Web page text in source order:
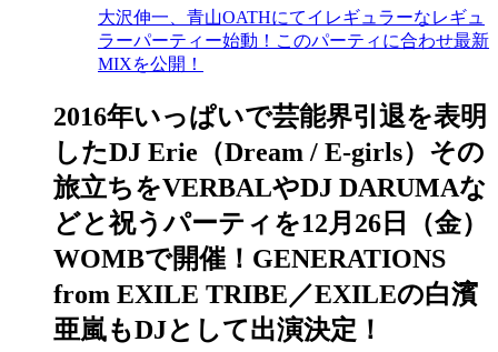
大沢伸一、青山OATHにてイレギュラーなレギュ
ラーパーティー始動！このパーティに合わせ最新
MIXを公開！
2016年いっぱいで芸能界引退を表明
したDJ Erie（Dream / E-girls）その
旅立ちをVERBALやDJ DARUMAな
どと祝うパーティを12月26日（金）
WOMBで開催！GENERATIONS
from EXILE TRIBE／EXILEの白濱
亜嵐もDJとして出演決定！